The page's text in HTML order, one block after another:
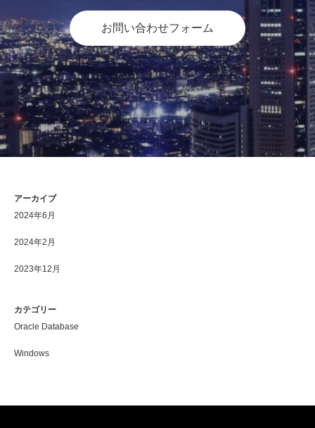
お問い合わせフォーム
アーカイブ
2024年6月
2024年2月
2023年12月
カテゴリー
Oracle Database
Windows